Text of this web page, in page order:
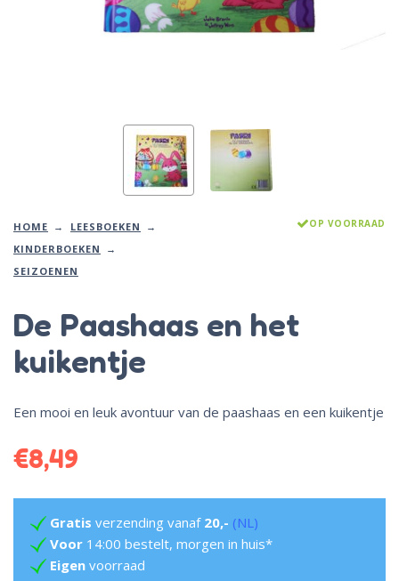
HOME
LEESBOEKEN
KINDERBOEKEN
SEIZOENEN
OP VOORRAAD
De Paashaas en het
kuikentje
Een mooi en leuk avontuur van de paashaas en een kuikentje
€8,49
Gratis verzending vanaf 20,- (NL)
Voor 14:00 bestelt, morgen in huis*
Eigen voorraad